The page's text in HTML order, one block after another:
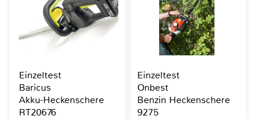
Einzeltest
Baricus
Akku-Heckenschere
RT20676
Einzeltest
Onbest
Benzin Heckenschere
9275